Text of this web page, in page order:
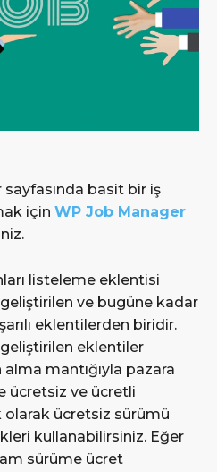
basit bir iş
için WP Job Manager
listeleme eklentisi
ve bugüne kadar
eklentilerden biridir.
eklentiler
mantığıyla pazara
ücretsiz ve ücretli
olarak ücretsiz sürümü
kullanabilirsiniz. Eğer
sürüme ücret